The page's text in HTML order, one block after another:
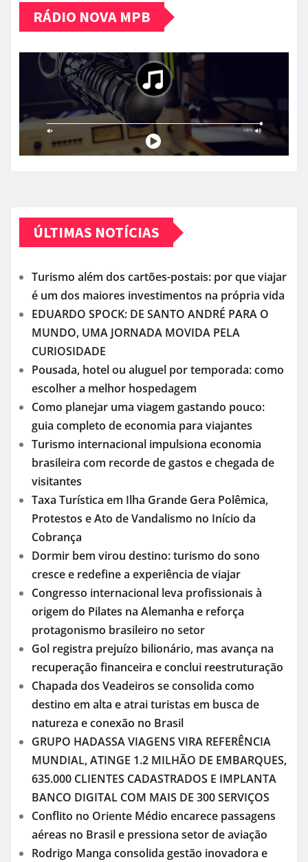
RÁDIO NOVA MPB
ÚLTIMAS NOTÍCIAS
Turismo além dos cartões-postais: por que viajar
é um dos maiores investimentos na própria vida
EDUARDO SPOCK: DE SANTO ANDRÉ PARA O
MUNDO, UMA JORNADA MOVIDA PELA
CURIOSIDADE
Pousada, hotel ou aluguel por temporada: como
escolher a melhor hospedagem
Como planejar uma viagem gastando pouco:
guia completo de economia para viajantes
Turismo internacional impulsiona economia
brasileira com recorde de gastos e chegada de
visitantes
Taxa Turística em Ilha Grande Gera Polêmica,
Protestos e Ato de Vandalismo no Início da
Cobrança
Dormir bem virou destino: turismo do sono
cresce e redefine a experiência de viajar
Congresso internacional leva profissionais à
origem do Pilates na Alemanha e reforça
protagonismo brasileiro no setor
Gol registra prejuízo bilionário, mas avança na
recuperação financeira e conclui reestruturação
Chapada dos Veadeiros se consolida como
destino em alta e atrai turistas em busca de
natureza e conexão no Brasil
GRUPO HADASSA VIAGENS VIRA REFERÊNCIA
MUNDIAL, ATINGE 1.2 MILHÃO DE EMBARQUES,
635.000 CLIENTES CADASTRADOS E IMPLANTA
BANCO DIGITAL COM MAIS DE 300 SERVIÇOS
Conflito no Oriente Médio encarece passagens
aéreas no Brasil e pressiona setor de aviação
Rodrigo Manga consolida gestão inovadora e